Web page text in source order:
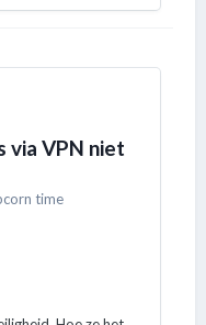
via VPN niet
time